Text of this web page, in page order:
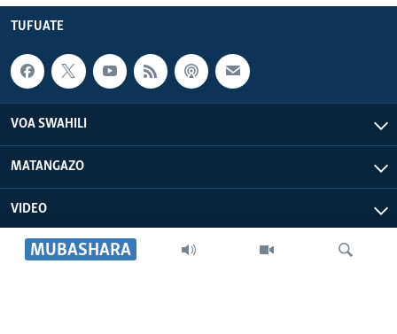
MUBASHARA
TUFUATE
VOA SWAHILI
MATANGAZO
VIDEO
VOA AFRICA